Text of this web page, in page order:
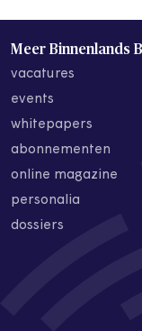
Meer Binnenlands
vacatures
events
whitepapers
abonnementen
online magazine
personalia
dossiers